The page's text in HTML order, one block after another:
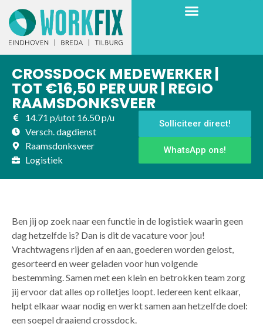
CROSSDOCK MEDEWERKER |
TOT €16,50 PER UUR | REGIO
RAAMSDONKSVEER
14.71 p/utot 16.50 p/u
Versch. dagdienst
Raamsdonksveer
Logistiek
Solliciteer direct!
WhatsApp ons!
Ben jij op zoek naar een functie in de logistiek waarin geen
dag hetzelfde is? Dan is dit de vacature voor jou!
Vrachtwagens rijden af en aan, goederen worden gelost,
gesorteerd en weer geladen voor hun volgende
bestemming. Samen met een klein en betrokken team zorg
jij ervoor dat alles op rolletjes loopt. Iedereen kent elkaar,
helpt elkaar waar nodig en werkt samen aan hetzelfde doel:
een soepel draaiend crossdock.